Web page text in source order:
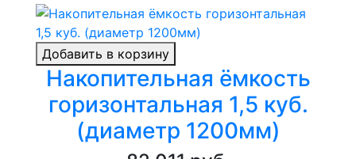
Добавить в корзину
Накопительная ёмкость
горизонтальная 1,5 куб.
(диаметр 1200мм)